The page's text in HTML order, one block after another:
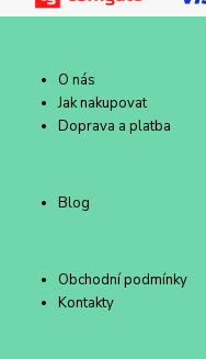
O nás
Jak nakupovat
Doprava a platba
Blog
Obchodní podmínky
Kontakty